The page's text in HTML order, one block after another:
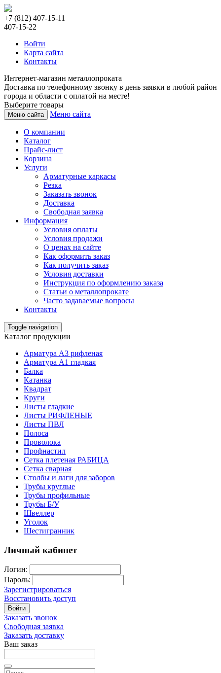
+7 (812) 407-15-11
407-15-22
Войти
Карта сайта
Контакты
Интернет-магазин металлопроката
Доставка по телефонному звонку в день заявки в любой район
города и области с оплатой на месте!
Выберите товары
Меню сайта Меню сайта
О компании
Каталог
Прайс-лист
Корзина
Услуги
Арматурные каркасы
Резка
Заказать звонок
Доставка
Свободная заявка
Информация
Условия оплаты
Условия продажи
О ценах на сайте
Как оформить заказ
Как получить заказ
Условия доставки
Инструкция по оформлению заказа
Статьи о металлопрокате
Часто задаваемые вопросы
Контакты
Toggle navigation
Каталог продукции
Арматура А3 рифленая
Арматура А1 гладкая
Балка
Катанка
Квадрат
Круги
Листы гладкие
Листы РИФЛЕНЫЕ
Листы ПВЛ
Полоса
Проволока
Профнастил
Сетка плетеная РАБИЦА
Сетка сварная
Столбы и лаги для заборов
Трубы круглые
Трубы профильные
Трубы Б/У
Швеллер
Уголок
Шестигранник
Личный кабинет
Логин:
Пароль:
Зарегистрироваться
Восстановить доступ
Войти
Заказать звонок
Свободная заявка
Заказать доставку
Ваш заказ